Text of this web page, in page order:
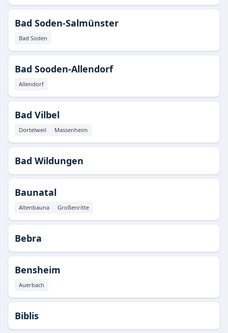
Bad Soden-Salmünster
Bad Soden
Bad Sooden-Allendorf
Allendorf
Bad Vilbel
Dortelweil Massenheim
Bad Wildungen
Baunatal
Altenbauna Großenritte
Bebra
Bensheim
Auerbach
Biblis